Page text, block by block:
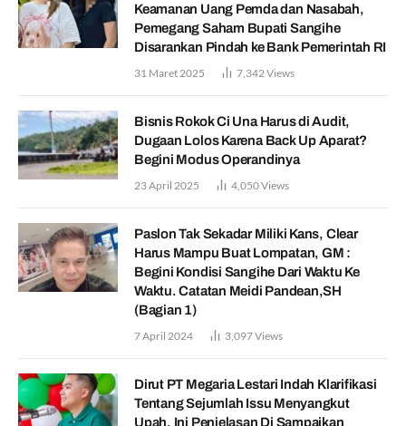
Keamanan Uang Pemda dan Nasabah,
Pemegang Saham Bupati Sangihe
Disarankan Pindah ke Bank Pemerintah RI
31 Maret 2025 7,342 Views
Bisnis Rokok Ci Una Harus di Audit,
Dugaan Lolos Karena Back Up Aparat?
Begini Modus Operandinya
23 April 2025 4,050Views
Paslon Tak Sekadar Miliki Kans, Clear
Harus Mampu Buat Lompatan, GM :
Begini Kondisi Sangihe Dari Waktu Ke
Waktu. Catatan Meidi Pandean,SH
(Bagian 1)
7 April 2024 3,097Views
Dirut PT Megaria Lestari Indah Klarifikasi
Tentang Sejumlah Issu Menyangkut
Upah, Ini Penjelasan Di Sampaikan